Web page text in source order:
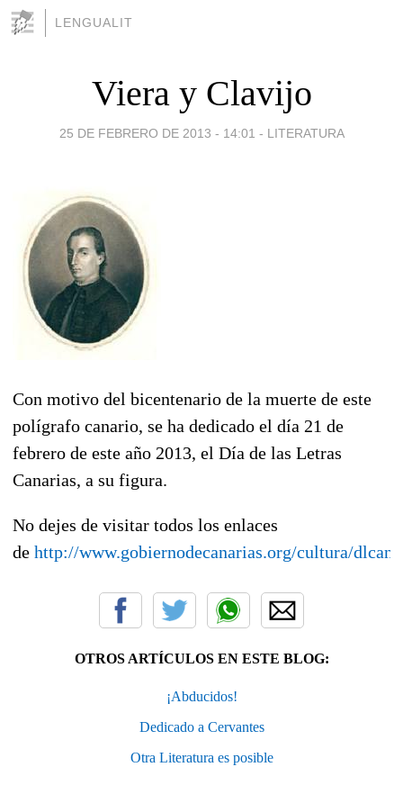
LENGUALIT
Viera y Clavijo
25 DE FEBRERO DE 2013 - 14:01 - LITERATURA
Con motivo del bicentenario de la muerte de este
polígrafo canario, se ha dedicado el día 21 de
febrero de este año 2013, el Día de las Letras
Canarias, a su figura.
No dejes de visitar todos los enlaces
de http://www.gobiernodecanarias.org/cultura/dlcan/
OTROS ARTÍCULOS EN ESTE BLOG:
¡Abducidos!
Dedicado a Cervantes
Otra Literatura es posible